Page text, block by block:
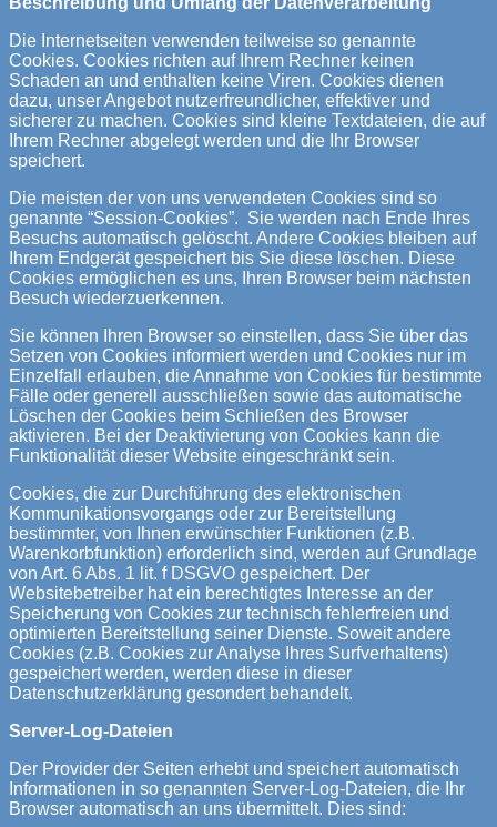
Die Internetseiten verwenden teilweise so genannte
Cookies. Cookies richten auf Ihrem Rechner keinen
Schaden an und enthalten keine Viren. Cookies dienen
dazu, unser Angebot nutzerfreundlicher, effektiver und
sicherer zu machen. Cookies sind kleine Textdateien, die auf
Ihrem Rechner abgelegt werden und die Ihr Browser
speichert.
Die meisten der von uns verwendeten Cookies sind so
genannte “Session-Cookies”. Sie werden nach Ende Ihres
Besuchs automatisch gelöscht. Andere Cookies bleiben auf
Ihrem Endgerät gespeichert bis Sie diese löschen. Diese
Cookies ermöglichen es uns, Ihren Browser beim nächsten
Besuch wiederzuerkennen.
Sie können Ihren Browser so einstellen, dass Sie über das
Setzen von Cookies informiert werden und Cookies nur im
Einzelfall erlauben, die Annahme von Cookies für bestimmte
Fälle oder generell ausschließen sowie das automatische
Löschen der Cookies beim Schließen des Browser
aktivieren. Bei der Deaktivierung von Cookies kann die
Funktionalität dieser Website eingeschränkt sein.
Cookies, die zur Durchführung des elektronischen
Kommunikationsvorgangs oder zur Bereitstellung
bestimmter, von Ihnen erwünschter Funktionen (z.B.
Warenkorbfunktion) erforderlich sind, werden auf Grundlage
von Art. 6 Abs. 1 lit. f DSGVO gespeichert. Der
Websitebetreiber hat ein berechtigtes Interesse an der
Speicherung von Cookies zur technisch fehlerfreien und
optimierten Bereitstellung seiner Dienste. Soweit andere
Cookies (z.B. Cookies zur Analyse Ihres Surfverhaltens)
gespeichert werden, werden diese in dieser
Datenschutzerklärung gesondert behandelt.
Server-Log-Dateien
Der Provider der Seiten erhebt und speichert automatisch
Informationen in so genannten Server-Log-Dateien, die Ihr
Browser automatisch an uns übermittelt. Dies sind: